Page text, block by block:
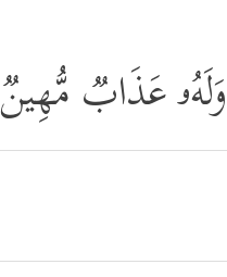
عَذَابࣱ مُّهِینࣱ